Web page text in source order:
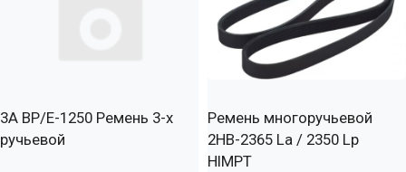
3А BP/E-1250 Ремень 3-х
ручьевой
Ремень многоручьевой
2НВ-2365 La / 2350 Lp
HIMPT